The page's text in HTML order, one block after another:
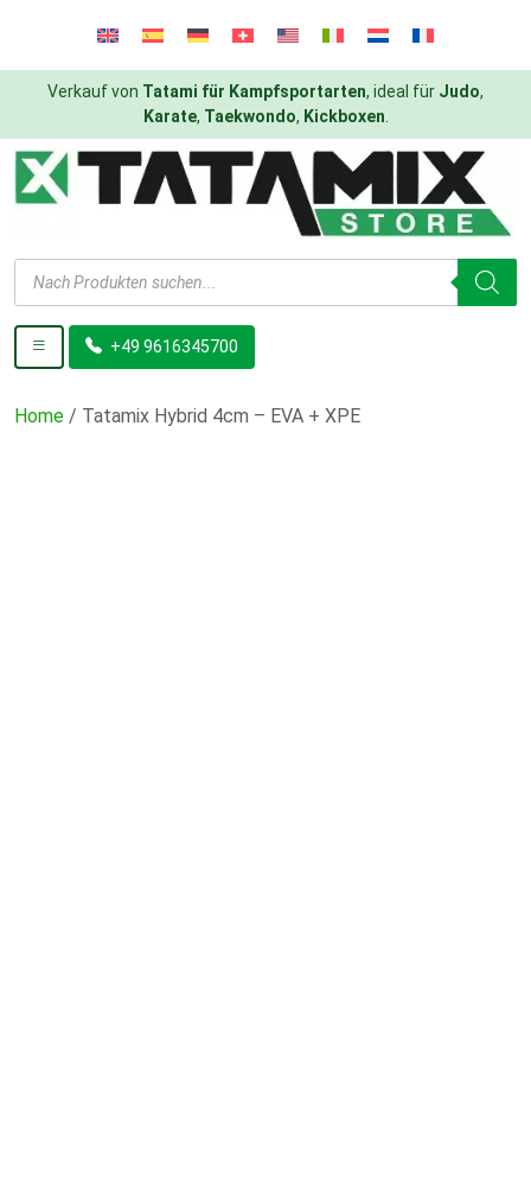
Verkauf von Tatami für Kampfsportarten, ideal für Judo,
Karate, Taekwondo, Kickboxen
Products
search
+49 9616345700
Home / Tatamix Hybrid 4cm – EVA + XPE